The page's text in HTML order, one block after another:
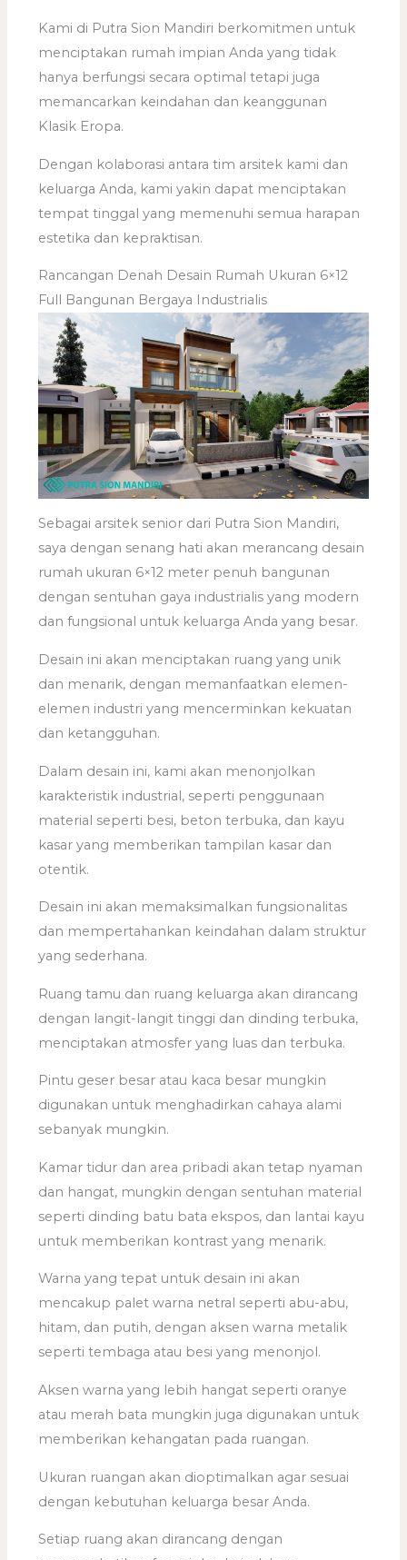
Kami di Putra Sion Mandiri berkomitmen untuk
menciptakan rumah impian Anda yang tidak
hanya berfungsi secara optimal tetapi juga
memancarkan keindahan dan keanggunan
Klasik Eropa.
Dengan kolaborasi antara tim arsitek kami dan
keluarga Anda, kami yakin dapat menciptakan
tempat tinggal yang memenuhi semua harapan
estetika dan kepraktisan.
Rancangan Denah Desain Rumah Ukuran 6×12
Full Bangunan Bergaya Industrialis
Sebagai arsitek senior dari Putra Sion Mandiri,
saya dengan senang hati akan merancang desain
rumah ukuran 6×12 meter penuh bangunan
dengan sentuhan gaya industrialis yang modern
dan fungsional untuk keluarga Anda yang besar.
Desain ini akan menciptakan ruang yang unik
dan menarik, dengan memanfaatkan elemen-
elemen industri yang mencerminkan kekuatan
dan ketangguhan.
Dalam desain ini, kami akan menonjolkan
karakteristik industrial, seperti penggunaan
material seperti besi, beton terbuka, dan kayu
kasar yang memberikan tampilan kasar dan
otentik.
Desain ini akan memaksimalkan fungsionalitas
dan mempertahankan keindahan dalam struktur
yang sederhana.
Ruang tamu dan ruang keluarga akan dirancang
dengan langit-langit tinggi dan dinding terbuka,
menciptakan atmosfer yang luas dan terbuka.
Pintu geser besar atau kaca besar mungkin
digunakan untuk menghadirkan cahaya alami
sebanyak mungkin.
Kamar tidur dan area pribadi akan tetap nyaman
dan hangat, mungkin dengan sentuhan material
seperti dinding batu bata ekspos, dan lantai kayu
untuk memberikan kontrast yang menarik.
Warna yang tepat untuk desain ini akan
mencakup palet warna netral seperti abu-abu,
hitam, dan putih, dengan aksen warna metalik
seperti tembaga atau besi yang menonjol.
Aksen warna yang lebih hangat seperti oranye
atau merah bata mungkin juga digunakan untuk
memberikan kehangatan pada ruangan.
Ukuran ruangan akan dioptimalkan agar sesuai
dengan kebutuhan keluarga besar Anda.
Setiap ruang akan dirancang dengan